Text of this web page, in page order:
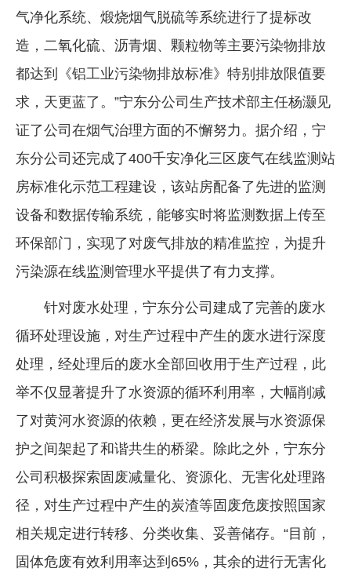
气净化系统、煅烧烟气脱硫等系统进行了提标改
造，二氧化硫、沥青烟、颗粒物等主要污染物排放
都达到《铝工业污染物排放标准》特别排放限值要
求，天更蓝了。”宁东分公司生产技术部主任杨灏见
证了公司在烟气治理方面的不懈努力。据介绍，宁
东分公司还完成了400千安净化三区废气在线监测站
房标准化示范工程建设，该站房配备了先进的监测
设备和数据传输系统，能够实时将监测数据上传至
环保部门，实现了对废气排放的精准监控，为提升
污染源在线监测管理水平提供了有力支撑。
针对废水处理，宁东分公司建成了完善的废水
循环处理设施，对生产过程中产生的废水进行深度
处理，经处理后的废水全部回收用于生产过程，此
举不仅显著提升了水资源的循环利用率，大幅削减
了对黄河水资源的依赖，更在经济发展与水资源保
护之间架起了和谐共生的桥梁。除此之外，宁东分
公司积极探索固废减量化、资源化、无害化处理路
径，对生产过程中产生的炭渣等固废危废按照国家
相关规定进行转移、分类收集、妥善储存。“目前，
固体危废有效利用率达到65%，其余的进行无害化